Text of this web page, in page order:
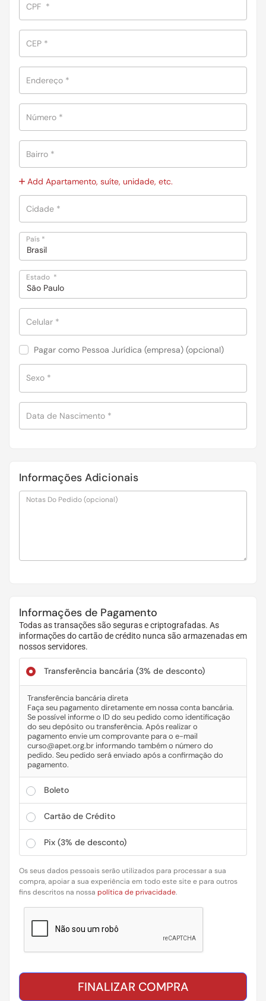
CPF *
CEP *
Endereço *
Número *
Bairro *
Add Apartamento, suíte, unidade, etc.
Cidade *
País *
Brasil
Estado *
São Paulo
Celular *
Pagar como Pessoa Jurídica (empresa) (opcional)
Sexo *
Data de Nascimento *
Informações Adicionais
Notas Do Pedido(opcional)
Informações de Pagamento
Todas as transações são seguras e criptografadas. As
informações do cartão de crédito nunca são armazenadas em
nossos servidores.
Transferência bancária (3% de desconto)
Transferência bancária direta
Faça seu pagamento diretamente em nossa conta bancária.
Se possível informe o ID do seu pedido como identificação
do seu depósito ou transferência. Após realizar o
pagamento envie um comprovante para o e-mail
curso@apet.org.br informando também o número do
pedido. Seu pedido será enviado após a confirmação do
pagamento.
Boleto
Cartão de Crédito
Pix (3% de desconto)
Os seus dados pessoais serão utilizados para processar a sua
compra, apoiar a sua experiência em todo este site e para outros
fins descritos na nossa política de privacidade.
FINALIZAR COMPRA